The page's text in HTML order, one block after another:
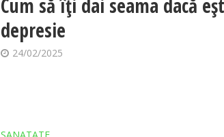
Cum să îți dai seama dacă
depresie
24/02/2025
SANATATE